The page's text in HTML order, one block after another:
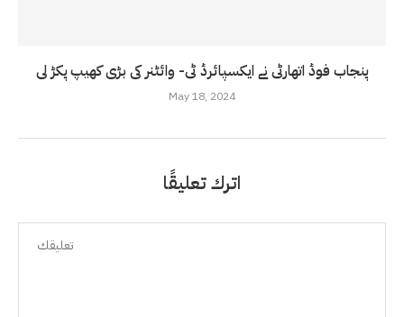
پنجاب فوڈ اتھارٹی نے ایکسپائرڈ ٹی- وائٹنر کی بڑی کھیپ پکڑ لی
May 18, 2024
اترك تعليقًا